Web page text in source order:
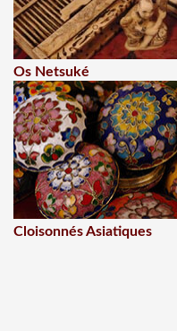
Os Netsuké
Cloisonnés Asiatiques